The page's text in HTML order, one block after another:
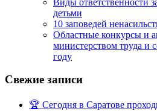
детьми
10 заповедей
Областные конкурсы и
министерством труда и
году
Свежие записи
🏆 Сегодня в Саратове